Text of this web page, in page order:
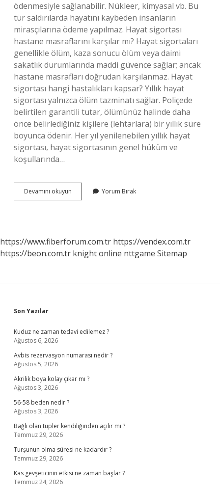
ödenmesiyle sağlanabilir. Nükleer, kimyasal vb. Bu
tür saldırılarda hayatını kaybeden insanların
mirasçılarına ödeme yapılmaz. Hayat sigortası
hastane masraflarını karşılar mı? Hayat sigortaları
genellikle ölüm, kaza sonucu ölüm veya daimi
sakatlık durumlarında maddi güvence sağlar; ancak
hastane masrafları doğrudan karşılanmaz. Hayat
sigortası hangi hastalıkları kapsar? Yıllık hayat
sigortası yalnızca ölüm tazminatı sağlar. Poliçede
belirtilen garantili tutar, ölümünüz halinde daha
önce belirlediğiniz kişilere (lehtarlara) bir yıllık süre
boyunca ödenir. Her yıl yenilenebilen yıllık hayat
sigortası, hayat sigortasının genel hüküm ve
koşullarında…
Devamını okuyun
Sigortası
Yorum Bırak
https://www.fiberforum.com.tr https://vendex.com.tr
https://beon.com.tr knight online nttgame Sitemap
Sidebar
Son Yazılar
Kuduz ne zaman tedavi edilemez ?
Ağustos 6, 2026
Avbis rezervasyon numarası nedir ?
Ağustos 5, 2026
Akrilik boya kolay çıkar mı ?
Ağustos 3, 2026
56-58 beden nedir ?
Ağustos 3, 2026
Bağlı olan tüpler kendiliğinden açılır mı ?
Temmuz 29, 2026
Turşunun olma süresi ne kadardır ?
Temmuz 29, 2026
Kas gevşeticinin etkisi ne zaman başlar ?
Temmuz 24, 2026